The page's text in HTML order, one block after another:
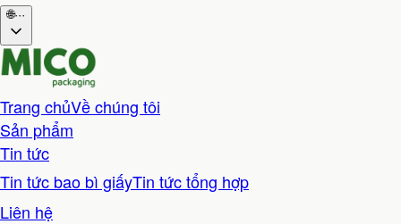
🌐···
Trang chủVề chúng tôi
Sản phẩm
Tin tức
Tin tức bao bì giấyTin tức tổng hợp
Liên hệ